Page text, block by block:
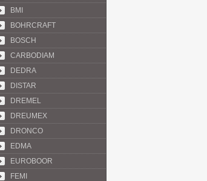
BMI
BOHRCRAFT
BOSCH
CARBODIAM
DEDRA
DISTAR
DREMEL
DREUMEX
DRONCO
EDMA
EUROBOOR
FEMI